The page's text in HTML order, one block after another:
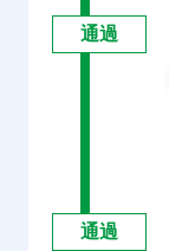
通過
通過